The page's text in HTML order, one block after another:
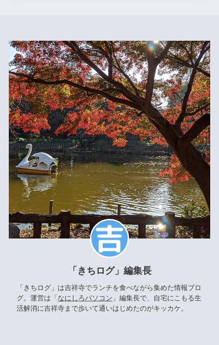
「きちログ」編集長
「きちログ」は吉祥寺でランチを食べながら集めた情報ブロ
グ。運営は「 なにしろパソコン 」編集長で、自宅にこもる生
活解消に吉祥寺まで歩いて通いはじめたのがキッカケ。